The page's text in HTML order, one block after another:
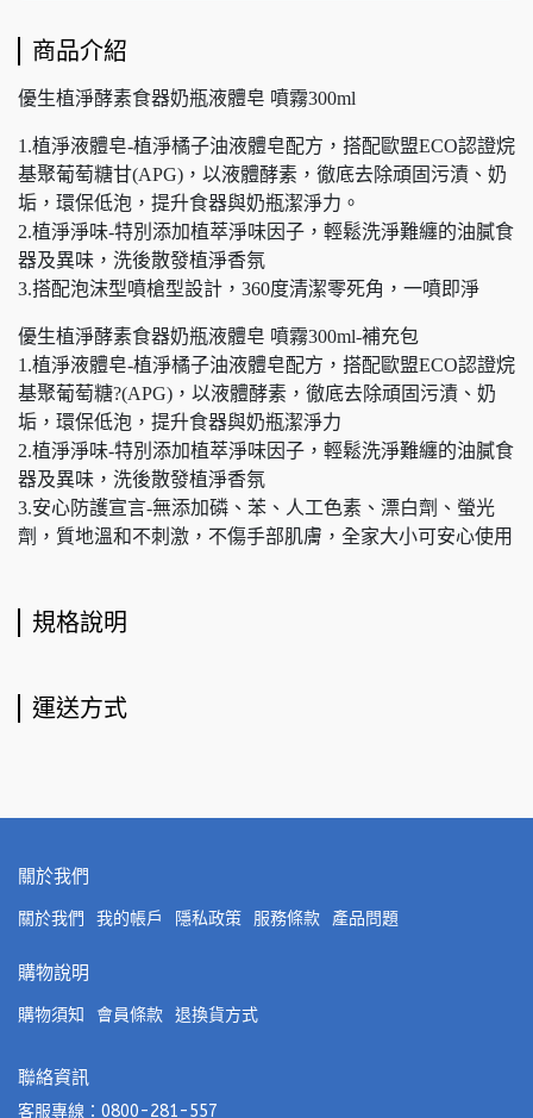
商品介紹
優生植淨酵素食器奶瓶液體皂 噴霧300ml
1.植淨液體皂-植淨橘子油液體皂配方，搭配歐盟ECO認證烷
基聚葡萄糖甘(APG)，以液體酵素，徹底去除頑固污漬、奶
垢，環保低泡，提升食器與奶瓶潔淨力。
2.植淨淨味-特別添加植萃淨味因子，輕鬆洗淨難纏的油膩食
器及異味，洗後散發植淨香氛
3.搭配泡沫型噴槍型設計，360度清潔零死角，一噴即淨
優生植淨酵素食器奶瓶液體皂 噴霧300ml-補充包
1.植淨液體皂-植淨橘子油液體皂配方，搭配歐盟ECO認證烷
基聚葡萄糖?(APG)，以液體酵素，徹底去除頑固污漬、奶
垢，環保低泡，提升食器與奶瓶潔淨力
2.植淨淨味-特別添加植萃淨味因子，輕鬆洗淨難纏的油膩食
器及異味，洗後散發植淨香氛
3.安心防護宣言-無添加磷、苯、人工色素、漂白劑、螢光
劑，質地溫和不刺激，不傷手部肌膚，全家大小可安心使用
規格說明
運送方式
關於我們
關於我們 我的帳戶 隱私政策 服務條款 產品問題
購物說明
購物須知 會員條款 退換貨方式
聯絡資訊
客服專線：0800-281-557